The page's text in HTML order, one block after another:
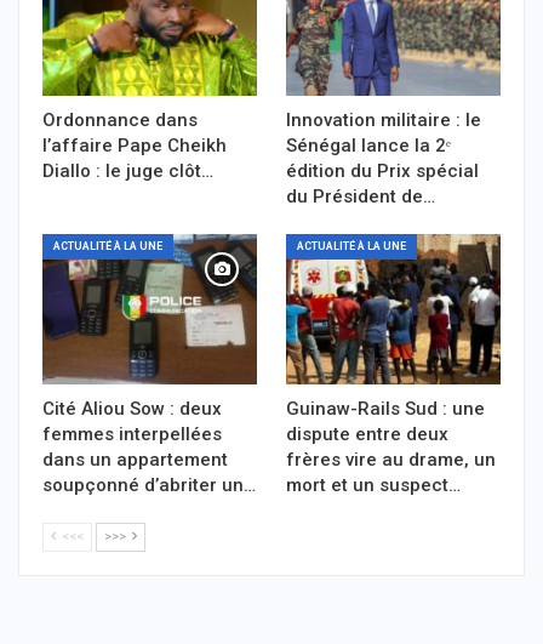
Ordonnance dans
l’affaire Pape Cheikh
Diallo : le juge clôt…
Innovation militaire : le
Sénégal lance la 2ᵉ
édition du Prix spécial
du Président de…
ACTUALITÉ À LA UNE
Cité Aliou Sow : deux
femmes interpellées
dans un appartement
soupçonné d’abriter un…
ACTUALITÉ À LA UNE
Guinaw-Rails Sud : une
dispute entre deux
frères vire au drame, un
mort et un suspect…
<<< >>>